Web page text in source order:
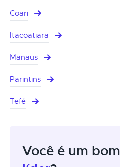
Coari
Itacoatiara
Manaus
Parintins
Tefé
Você é um bom